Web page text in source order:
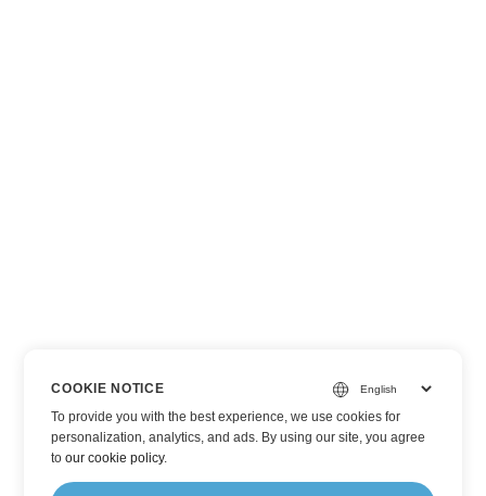
COOKIE NOTICE
To provide you with the best experience, we use cookies for
personalization, analytics, and ads. By using our site, you agree
toour cookie policy.